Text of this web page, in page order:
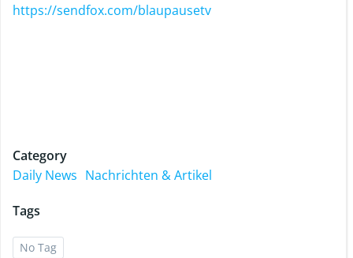
https://sendfox.com/blaupausetv
Category
Daily News Nachrichten & Artikel
Tags
No Tag